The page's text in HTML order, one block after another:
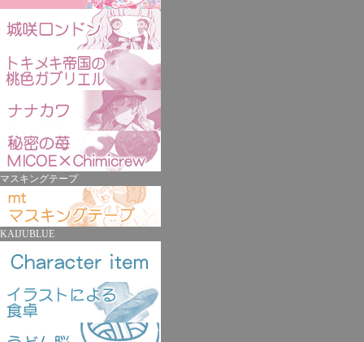
マスキングテープ
KAIJUBLUE